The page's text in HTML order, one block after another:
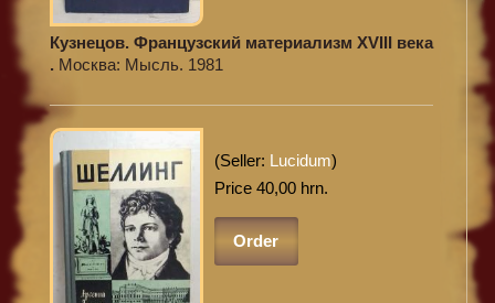
Кузнецов. Французский материализм XVIII века
. Москва: Мысль. 1981
(Seller: Lucidum)
Price 40,00 hrn.
Order